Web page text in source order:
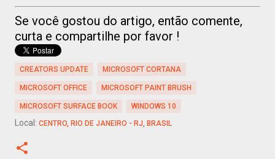
Se você gostou do artigo, então comente,
curta e compartilhe por favor !
CREATORS UPDATE MICROSOFT CORTANA
MICROSOFT OFFICE MICROSOFT PAINT BRUSH
MICROSOFT SURFACE BOOK WINDOWS 10
Local: CENTRO, RIO DE JANEIRO - RJ, BRASIL